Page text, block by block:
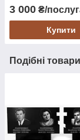
3 000 ₴/
Купити
Подібні